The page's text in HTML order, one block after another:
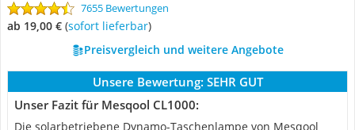
7655 Bewertungen
ab 19,00 € ( Sofort lieferbar)
Preisvergleich und weitere Angebote
Unsere Bewertung: SEHR GUT
Unser Fazit für Mesqool CL1000:
Die solarbetriebene Dynamo-Taschenlampe von Mesqool